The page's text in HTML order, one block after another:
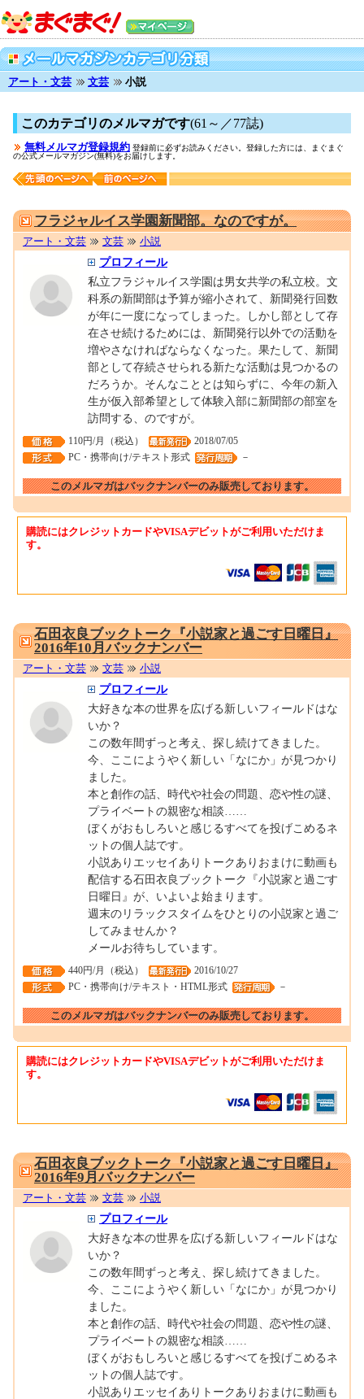
アート・文芸 文芸 小説
このカテゴリのメルマガです(61～／77誌)
無料メルマガ登録規約 登録前に必ずお読みください。登録した方には、まぐまぐ
の公式メールマガジン(無料)をお届けします。
フラジャルイス学園新聞部。なのですが。
アート・文芸 文芸 小説
プロフィール
私立フラジャルイス学園は男女共学の私立校。文
科系の新聞部は予算が縮小されて、新聞発行回数
が年に一度になってしまった。しかし部として存
在させ続けるためには、新聞発行以外での活動を
増やさなければならなくなった。果たして、新聞
部として存続させられる新たな活動は見つかるの
だろうか。そんなこととは知らずに、今年の新入
生が仮入部希望として体験入部に新聞部の部室を
訪問する、のですが。
110円/月（税込）
2018/07/05
PC・携帯向け/テキスト形式
－
このメルマガはバックナンバーのみ販売しております。
購読にはクレジットカードやVISAデビットがご利用いただけま
す。
石田衣良ブックトーク『小説家と過ごす日曜日』
2016年10月バックナンバー
アート・文芸 文芸 小説
プロフィール
大好きな本の世界を広げる新しいフィールドはな
いか？
この数年間ずっと考え、探し続けてきました。
今、ここにようやく新しい「なにか」が見つかり
ました。
本と創作の話、時代や社会の問題、恋や性の謎、
プライベートの親密な相談……
ぼくがおもしろいと感じるすべてを投げこめるネ
ットの個人誌です。
小説ありエッセイありトークありおまけに動画も
配信する石田衣良ブックトーク『小説家と過ごす
日曜日』が、いよいよ始まります。
週末のリラックスタイムをひとりの小説家と過ご
してみませんか？
メールお待ちしています。
440円/月（税込）
2016/10/27
PC・携帯向け/テキスト・HTML形式
－
このメルマガはバックナンバーのみ販売しております。
購読にはクレジットカードやVISAデビットがご利用いただけま
す。
石田衣良ブックトーク『小説家と過ごす日曜日』
2016年9月バックナンバー
アート・文芸 文芸 小説
プロフィール
大好きな本の世界を広げる新しいフィールドはな
いか？
この数年間ずっと考え、探し続けてきました。
今、ここにようやく新しい「なにか」が見つかり
ました。
本と創作の話、時代や社会の問題、恋や性の謎、
プライベートの親密な相談……
ぼくがおもしろいと感じるすべてを投げこめるネ
ットの個人誌です。
小説ありエッセイありトークありおまけに動画も